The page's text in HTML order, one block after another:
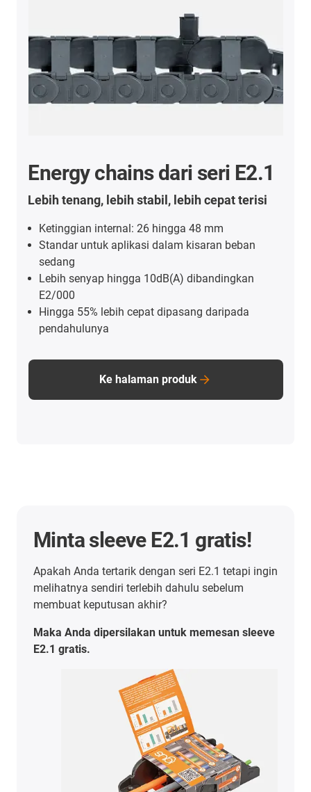
Energy chains dari seri E2.1
Lebih tenang, lebih stabil, lebih cepat terisi
Ketinggian internal: 26 hingga 48 mm
Standar untuk aplikasi dalam kisaran beban
sedang
Lebih senyap hingga 10dB(A) dibandingkan
E2/000
Hingga 55% lebih cepat dipasang daripada
pendahulunya
Ke halaman produk
Minta sleeve E2.1 gratis!
Apakah Anda tertarik dengan seri E2.1 tetapi ingin
melihatnya sendiri terlebih dahulu sebelum
membuat keputusan akhir?
Maka Anda dipersilakan untuk memesan sleeve
E2.1 gratis.